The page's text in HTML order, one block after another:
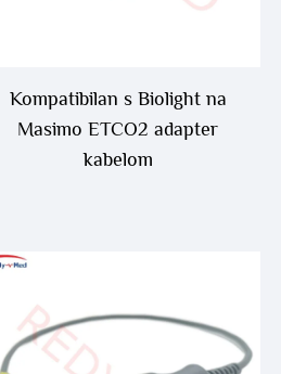
Kompatibilan s Biolight na
Masimo ETCO2 adapter
kabelom